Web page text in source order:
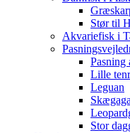
Stør til
Akvariefisk i
Pasning
Lille
Leguan
Stor